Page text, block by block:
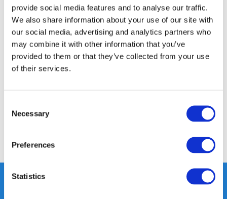
provide social media features and to analyse our traffic.
We also share information about your use of our site with
our social media, advertising and analytics partners who
may combine it with other information that you’ve
provided to them or that they’ve collected from your use
of their services.
Selection
Necessary
Preferences
Statistics
24/7 ONLINE WINKELEN
Productomschrijving
Reviews
Delen